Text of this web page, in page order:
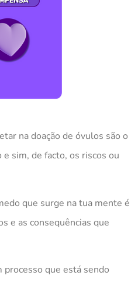
na doação de óvulos são o
e sim, de facto, os riscos ou
que surge na tua mente é
e as consequências que
processo que está sendo